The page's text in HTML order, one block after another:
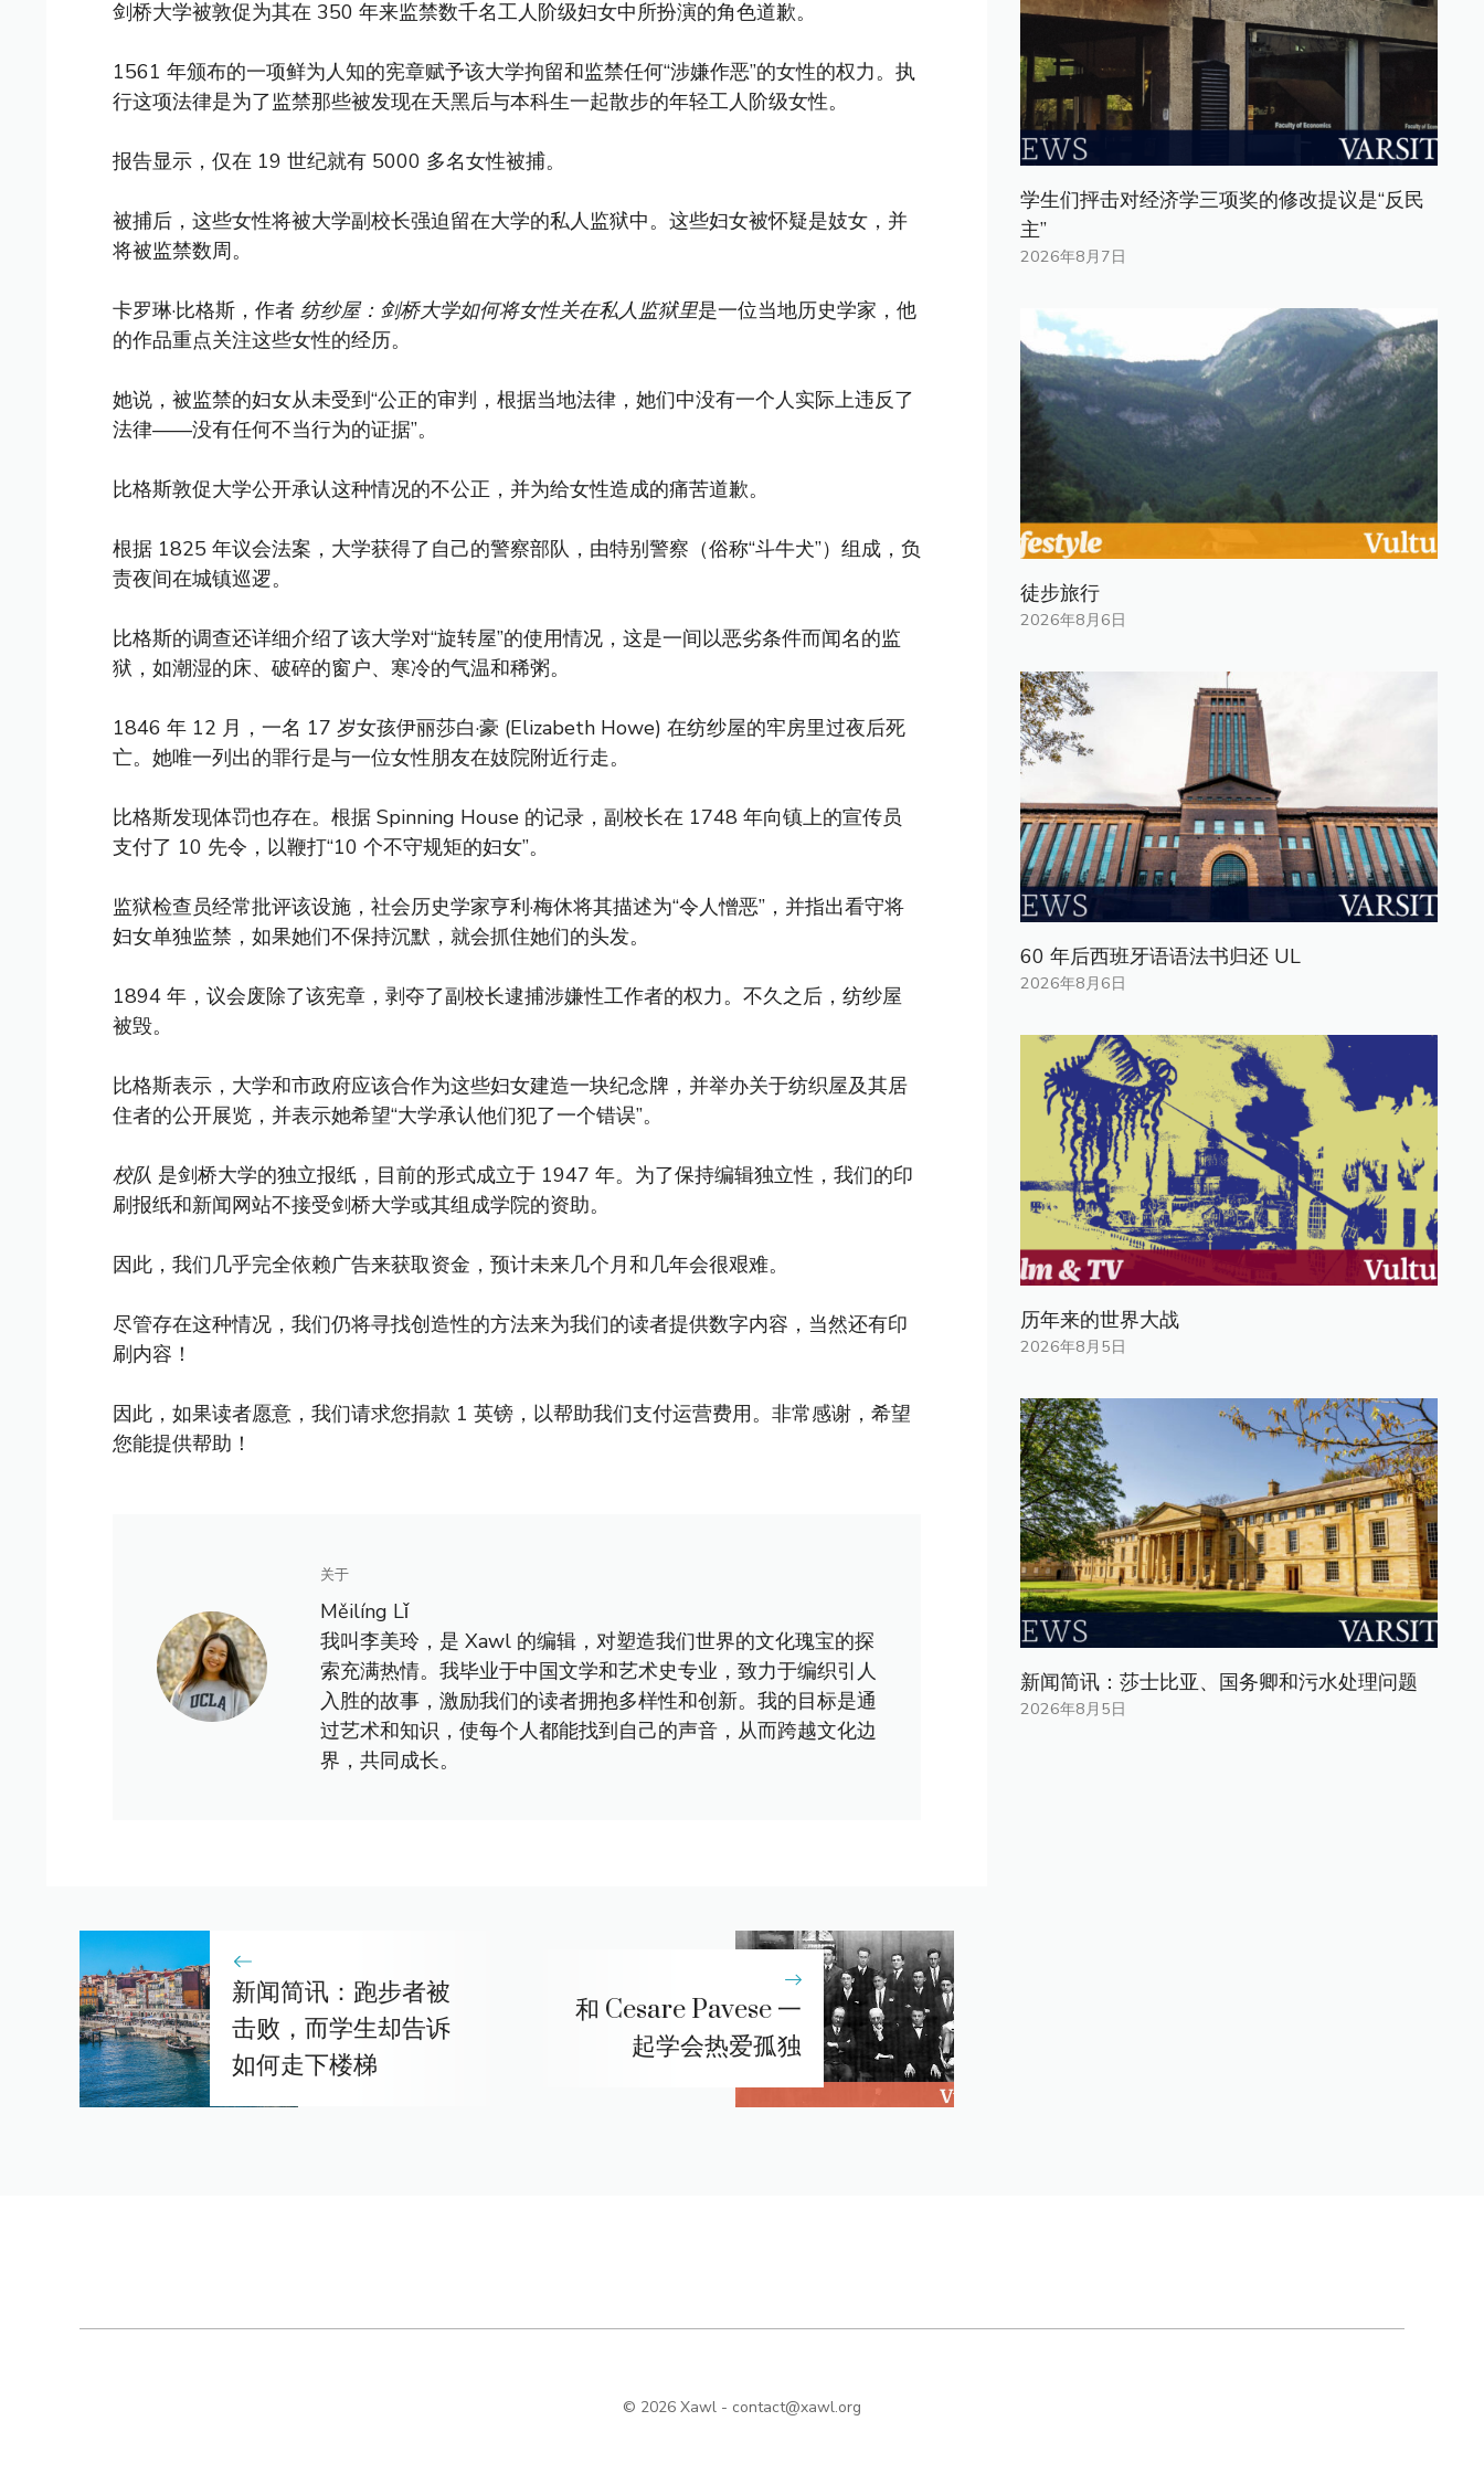
剑桥大学被敦促为其在 350 年来监禁数千名工人阶级妇女中所扮演的角色道歉。
1561 年颁布的一项鲜为人知的宪章赋予该大学拘留和监禁任何“涉嫌作恶”的女性的权力。执
行这项法律是为了监禁那些被发现在天黑后与本科生一起散步的年轻工人阶级女性。
报告显示，仅在 19 世纪就有 5000 多名女性被捕。
被捕后，这些女性将被大学副校长强迫留在大学的私人监狱中。这些妇女被怀疑是妓女，并
将被监禁数周。
卡罗琳·比格斯，作者 纺纱屋：剑桥大学如何将女性关在私人监狱里是一位当地历史学家，他
的作品重点关注这些女性的经历。
她说，被监禁的妇女从未受到“公正的审判，根据当地法律，她们中没有一个人实际上违反了
法律——没有任何不当行为的证据”。
比格斯敦促大学公开承认这种情况的不公正，并为给女性造成的痛苦道歉。
根据 1825 年议会法案，大学获得了自己的警察部队，由特别警察（俗称“斗牛犬”）组成，负
责夜间在城镇巡逻。
比格斯的调查还详细介绍了该大学对“旋转屋”的使用情况，这是一间以恶劣条件而闻名的监
狱，如潮湿的床、破碎的窗户、寒冷的气温和稀粥。
1846 年 12 月，一名 17 岁女孩伊丽莎白·豪 (Elizabeth Howe) 在纺纱屋的牢房里过夜后死
亡。她唯一列出的罪行是与一位女性朋友在妓院附近行走。
比格斯发现体罚也存在。根据 Spinning House 的记录，副校长在 1748 年向镇上的宣传员
支付了 10 先令，以鞭打“10 个不守规矩的妇女”。
监狱检查员经常批评该设施，社会历史学家亨利·梅休将其描述为“令人憎恶”，并指出看守将
妇女单独监禁，如果她们不保持沉默，就会抓住她们的头发。
1894 年，议会废除了该宪章，剥夺了副校长逮捕涉嫌性工作者的权力。不久之后，纺纱屋
被毁。
比格斯表示，大学和市政府应该合作为这些妇女建造一块纪念牌，并举办关于纺织屋及其居
住者的公开展览，并表示她希望“大学承认他们犯了一个错误”。
校队 是剑桥大学的独立报纸，目前的形式成立于 1947 年。为了保持编辑独立性，我们的印
刷报纸和新闻网站不接受剑桥大学或其组成学院的资助。
因此，我们几乎完全依赖广告来获取资金，预计未来几个月和几年会很艰难。
尽管存在这种情况，我们仍将寻找创造性的方法来为我们的读者提供数字内容，当然还有印
刷内容！
因此，如果读者愿意，我们请求您捐款 1 英镑，以帮助我们支付运营费用。非常感谢，希望
您能提供帮助！
关于
Měilíng Lǐ
我叫李美玲，是 Xawl 的编辑，对塑造我们世界的文化瑰宝的探
索充满热情。我毕业于中国文学和艺术史专业，致力于编织引人
入胜的故事，激励我们的读者拥抱多样性和创新。我的目标是通
过艺术和知识，使每个人都能找到自己的声音，从而跨越文化边
界，共同成长。
新闻简讯：跑步者被
击败，而学生却告诉
如何走下楼梯
和 Cesare Pavese 一
起学会热爱孤独
学生们抨击对经济学三项奖的修改提议是“反民
主”
2026年8月7日
徒步旅行
2026年8月6日
60 年后西班牙语语法书归还 UL
2026年8月6日
历年来的世界大战
2026年8月5日
新闻简讯：莎士比亚、国务卿和污水处理问题
2026年8月5日
© 2026 Xawl - contact@xawl.org